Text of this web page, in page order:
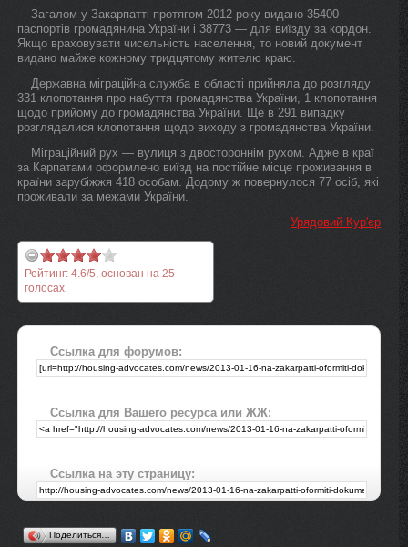
Загалом у Закарпатті протягом 2012 року видано 35400
паспортів громадянина України і 38773 — для виїзду за кордон.
Якщо враховувати чисельність населення, то новий документ
видано майже кожному тридцятому жителю краю.
Державна міграційна служба в області прийняла до розгляду
331 клопотання про набуття громадянства України, 1 клопотання
щодо прийому до громадянства України. Ще в 291 випадку
розглядалися клопотання щодо виходу з громадянства України.
Міграційний рух — вулиця з двостороннім рухом. Адже в краї
за Карпатами оформлено виїзд на постійне місце проживання в
країни зарубіжжя 418 особам. Додому ж повернулося 77 осіб, які
проживали за межами України.
Урядовий Кур'єр
Рейтинг: 4.6/5, основан на 25
голосах.
Ссылка для форумов:
Ссылка для Вашего ресурса или ЖЖ:
Ссылка на эту страницу:
Поделиться…